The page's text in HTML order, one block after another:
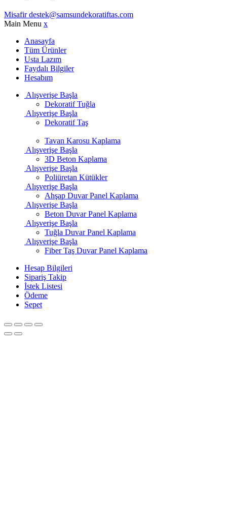
Misafirdestek@samsundekoratiftas.com
Main Menu x
Anasayfa
Tüm Ürünler
Usta Lazım
Faydalı Bilgiler
Hesabım
Alışverişe Başla
Dekoratif Tuğla
Alışverişe Başla
Dekoratif Taş
Tavan Karosu Kaplama
Alışverişe Başla
3D Beton Kaplama
Alışverişe Başla
Poliüretan Kütükler
Alışverişe Başla
Ahşap Duvar Panel Kaplama
Alışverişe Başla
Beton Duvar Panel Kaplama
Alışverişe Başla
Tuğla Duvar Panel Kaplama
Alışverişe Başla
Fiber Taş Duvar Panel Kaplama
Hesap Bilgileri
Sipariş Takip
İstek Listesi
Ödeme
Sepet